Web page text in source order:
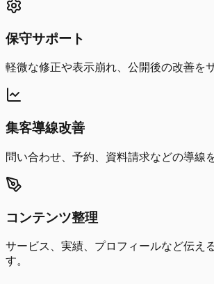
保守サポート
軽微な修正や表示崩れ、公開後の改善を
集客導線改善
問い合わせ、予約、資料請求などの導線
コンテンツ整理
サービス、実績、プロフィールなど伝え
す。